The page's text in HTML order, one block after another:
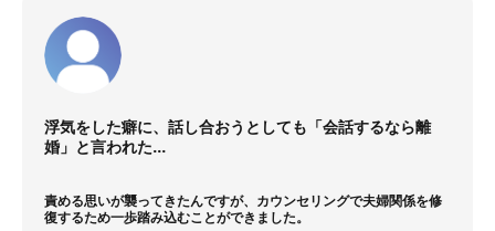
浮気をした癖に、話し合おうとしても「会話するなら離
婚」と言われた...
責める思いが襲ってきたんですが、カウンセリングで夫婦関係を修
復するため一歩踏み込むことができました。